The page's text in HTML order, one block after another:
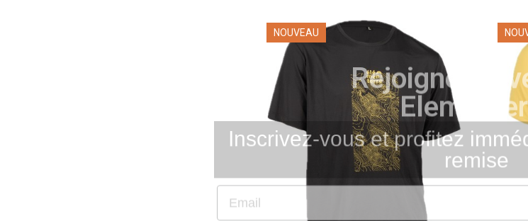
NOUVEAU
Rejoignez
Inscrivez-vous et profitez
remise
Email